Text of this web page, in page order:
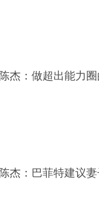
陈杰：做超出能力
陈杰：巴菲特建议